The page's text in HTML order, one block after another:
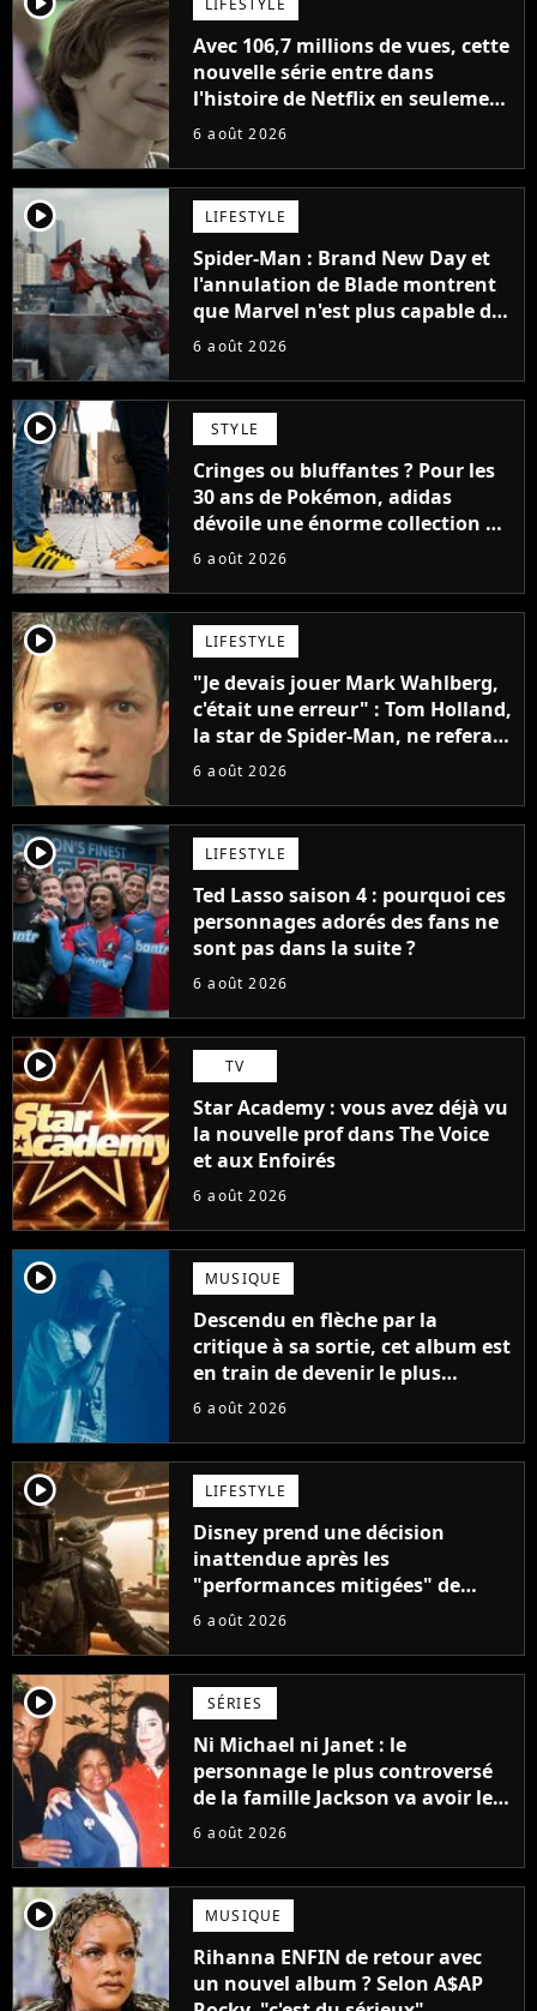
LIFESTYLE
Avec 106,7 millions de vues, cette
nouvelle série entre dans
l'histoire de Netflix en seulement
48 jours
6 août 2026
player2 LIFESTYLE
Spider-Man : Brand New Day et
l'annulation de Blade montrent
que Marvel n'est plus capable de
faire quoi que ce soit de simple
6 août 2026
player2 STYLE
Cringes ou bluffantes ? Pour les
30 ans de Pokémon, adidas
dévoile une énorme collection de
sneakers et je ne sais pas quoi en
6 août 2026
player2 LIFESTYLE
"Je devais jouer Mark Wahlberg,
c'était une erreur" : Tom Holland,
la star de Spider-Man, ne referait
pas ce blockbuster
6 août 2026
player2 LIFESTYLE
Ted Lasso saison 4 : pourquoi ces
personnages adorés des fans ne
sont pas dans la suite ?
6 août 2026
player2 TV
Star Academy : vous avez déjà vu
la nouvelle prof dans The Voice
et aux Enfoirés
6 août 2026
player2 MUSIQUE
Descendu en flèche par la
critique à sa sortie, cet album est
en train de devenir le plus
populaire de son auteur
6 août 2026
player2 LIFESTYLE
Disney prend une décision
inattendue après les
"performances mitigées" de
Vaiana et The Mandalorian &
6 août 2026
player2 SÉRIES
Ni Michael ni Janet : le
personnage le plus controversé
de la famille Jackson va avoir le
droit à sa propre série
6 août 2026
player2 MUSIQUE
Rihanna ENFIN de retour avec
un nouvel album ? Selon A$AP